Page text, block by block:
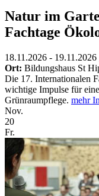
Natur im
Fachtage
18.11.2026 - 19.11.2026
Ort: Bildungshaus St
Die 17. Internationalen
wichtige Impulse für
Grünraumpflege. mehr
Nov.
20
Fr.